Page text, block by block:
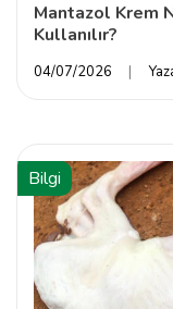
Mantazol Krem
Kullanılır?
04/07/2026
Bilgi